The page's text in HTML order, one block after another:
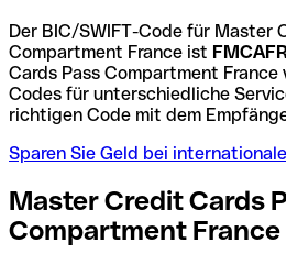
Der BIC/SWIFT-Code für Master
Compartment France ist
Cards Pass Compartment
Codes für unterschiedliche
richtigen Code mit dem
Sparen Sie Geld bei
Master Credit Cards
Compartment France